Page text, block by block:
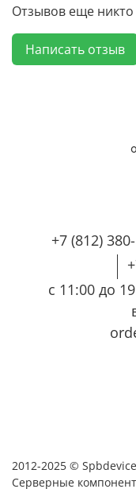
Отзывов еще никто
Написать отзыв
+7 (812)
с 11:00 до
2012-2025 © Spbdevice
Серверные